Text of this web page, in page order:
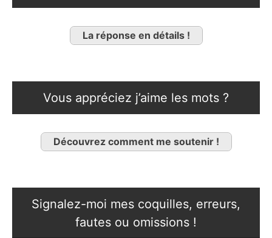
La réponse en détails !
Vous appréciez j’aime les mots ?
Découvrez comment me soutenir !
Signalez-moi mes coquilles, erreurs,
fautes ou omissions !